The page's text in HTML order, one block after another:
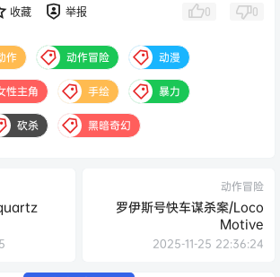
收藏 举报 0 0
作 动作冒险 动漫
性主角 手绘 暴力
砍杀 黑暗奇幻
动作冒险
罗伊斯号快车谋杀案/Loco
Motive
2025-11-25 22:36:24